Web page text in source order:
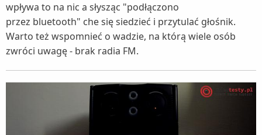
wpływa to na nic a słysząc "podłączono
przez bluetooth" che się siedzieć i przytulać głośnik.
Warto też wspomnieć o wadzie, na którą wiele osób
zwróci uwagę - brak radia FM.